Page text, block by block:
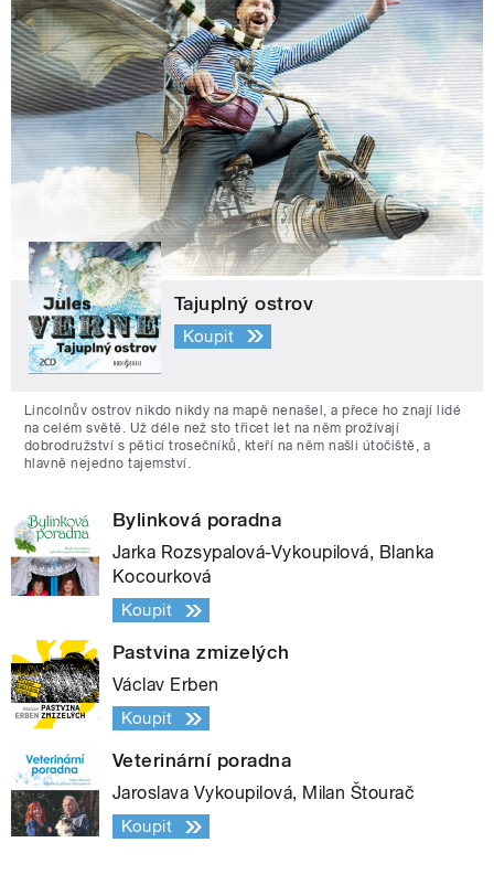
Tajuplný ostrov
Koupit
Lincolnův ostrov nikdo nikdy na mapě nenašel, a přece ho znají lidé
na celém světě. Už déle než sto třicet let na něm prožívají
dobrodružství s pěticí trosečníků, kteří na něm našli útočiště, a
hlavně nejedno tajemství.
Bylinková poradna
Jarka Rozsypalová-Vykoupilová, Blanka
Kocourková
Koupit
Pastvina zmizelých
Václav Erben
Koupit
Veterinární poradna
Jaroslava Vykoupilová, Milan Štourač
Koupit